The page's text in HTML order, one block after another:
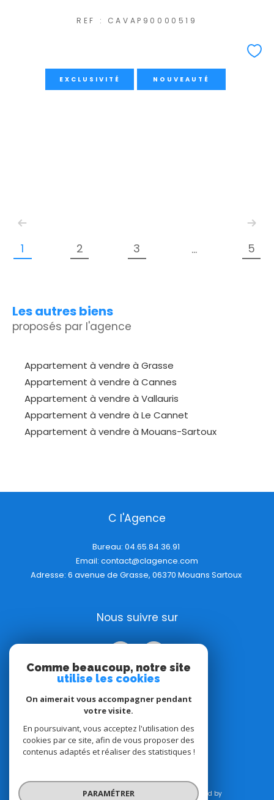
REF : CAVAP90000519
EXCLUSIVITÉ NOUVEAUTÉ
1 2 3 ... 5
Les autres biens
proposés par l'agence
Appartement à vendre à Grasse
Appartement à vendre à Cannes
Appartement à vendre à Vallauris
Appartement à vendre à Le Cannet
Appartement à vendre à Mouans-Sartoux
C l'Agence
Bureau: 04.65.84.36.91
Email: contact@clagence.com
Adresse: 6 avenue de Grasse, 06370 Mouans Sartoux
Nous suivre sur
© 2026 | Tous droits réservés | Traduction powered by
Comme beaucoup, notre site
utilise les cookies
On aimerait vous accompagner pendant
votre visite.
En poursuivant, vous acceptez l'utilisation des
cookies par ce site, afin de vous proposer des
contenus adaptés et réaliser des statistiques !
PARAMÉTRER